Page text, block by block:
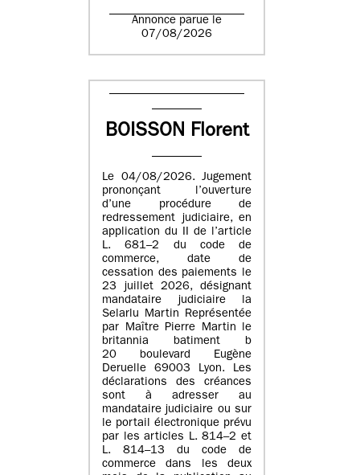
Annonce parue le
07/08/2026
BOISSON Florent
Le 04/08/2026. Jugement
prononçant l’ouverture
d’une procédure de
redressement judiciaire, en
application du II de l’article
L. 681–2 du code de
commerce, date de
cessation des paiements le
23 juillet 2026, désignant
mandataire judiciaire la
Selarlu Martin Représentée
par Maître Pierre Martin le
britannia batiment b
20 boulevard Eugène
Deruelle 69003 Lyon. Les
déclarations des créances
sont à adresser au
mandataire judiciaire ou sur
le portail électronique prévu
par les articles L. 814–2 et
L. 814–13 du code de
commerce dans les deux